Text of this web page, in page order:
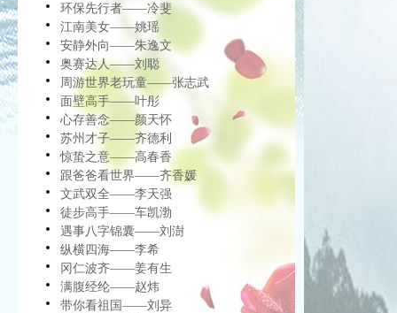
环保先行者——冷斐
江南美女——姚瑶
安静外向——朱逸文
奥赛达人——刘聪
周游世界老玩童——张志武
面壁高手——叶彤
心存善念——颜天怀
苏州才子——齐德利
惊蛰之意——高春香
跟爸爸看世界——齐香媛
文武双全——李天强
徒步高手——车凯渤
遇事八字锦囊——刘澍
纵横四海——李希
冈仁波齐——姜有生
满腹经纶——赵炜
带你看祖国——刘异